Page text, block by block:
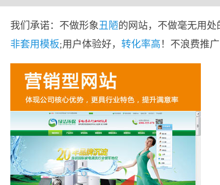
我们承诺：不做形象丑陋的网站，不做毫无用处
非套用模板;用户体验好， 转化率高！不浪费推